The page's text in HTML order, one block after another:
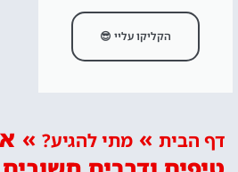
הקליקו עליי 😎
דף הבית » מתי להגיע? »